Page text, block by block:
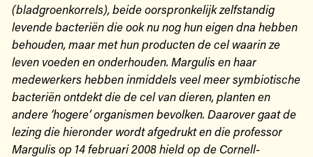
(bladgroenkorrels), beide oorspronkelijk zelfstandig
levende bacteriën die ook nu nog hun eigen dna hebben
behouden, maar met hun producten de cel waarin ze
leven voeden en onderhouden. Margulis en haar
medewerkers hebben inmiddels veel meer symbiotische
bacteriën ontdekt die de cel van dieren, planten en
andere ‘hogere’ organismen bevolken. Daarover gaat de
lezing die hieronder wordt afgedrukt en die professor
Margulis op 14 februari 2008 hield op de Cornell-